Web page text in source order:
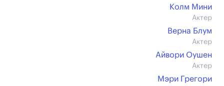
Колм Мини
Актер
Верна Блум
Актер
Айвори Оушен
Актер
Мэри Грегори